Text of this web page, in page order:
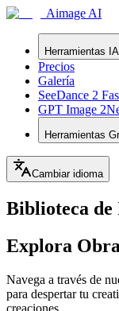
Aimage AI
Herramientas IA
Precios
Galería
SeeDance 2
GPT Image 2
Herramientas
Cambiar idioma
Biblioteca
Explora
Navega a través de
para despertar tu
creaciones